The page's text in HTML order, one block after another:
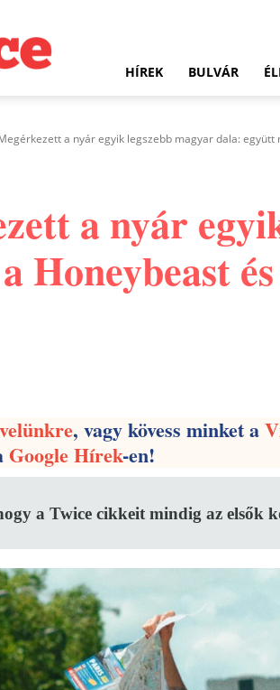
HÍREK BULVÁR
a nyár egyik legszebb magyar dala: együtt
a nyár
Honeybeast
, vagy kövess minket a
Google Hírek-en!
a Twice cikkeit mindig az elsők